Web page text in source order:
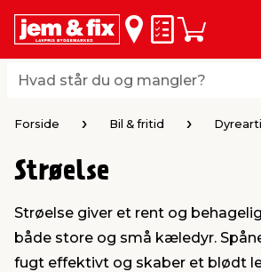
Hvad står du og mangler?
Hvad står du og mangler?
Huskeseddel
Indkøbskurv
loft & vægge
vinduer
& varme
& armatur
af værktøj
Forside Bil & fritid
Strøelse
Strøelse giver et rent og
både store og små kæledyr.
fugt effektivt og skaber et blødt